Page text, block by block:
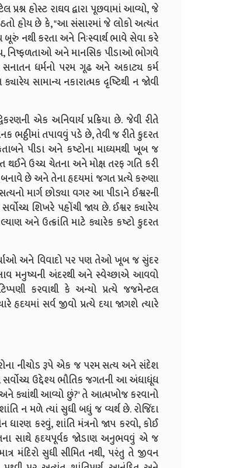
હોસ્ટ રાઘવ દ્વારા પૂછવામાં આવ્યો, જે
હોય છે કે, "આ સંસારમાં જે લોકો અત્યંત
બૂરું નથી કરતા અને નિઃસ્વાર્થ ભાવે સેવા કરે
નિષ્ફળતાઓ અને માનસિક પીડાઓ ભોગવે
ધર્મનો પરમ ગૂઢ અને અકાટ્ય કર્મ
સામાન્ય નકારાત્મક દૃષ્ટિથી ન જોવી
એક અનિવાર્ય પ્રક્રિયા છે. જેવી રીતે
ભઠ્ઠીમાં તપાવવું પડે છે, તેવી જ રીતે કુદરત
પીડા અને કષ્ટોના માધ્યમથી ખૂબ જ
થઈને ઉચ્ચ ચેતના અને મોક્ષ તરફ ગતિ કરી
બનાવે છે અને તેના હૃદયમાં જગત પ્રત્યે કરુણા
માર્ગ છોડ્યા વગર આ પીડાને ઈશ્વરની
શિખરે પહોંચી જાય છે. ઈશ્વર ક્યારેય
અને ઉત્ક્રાંતિ માટે ક્યારેક કષ્ટો કુદરત
અને વિવાદો પર પણ તેઓ ખૂબ જ સુંદર
મનુષ્યની અંદરથી અને સ્વેચ્છાએ આવવો
કરવાથી કે અન્યો પ્રત્યે જજમેન્ટલ
હૃદયમાં સર્વ જીવો પ્રત્યે દયા જાગશે ત્યારે
નીચોડ રૂપે એક જ પરમ સત્ય અને સંદેશ
ઉદ્દેશ્ય ભૌતિક જગતની આ અંધાધૂંધ
ક્યાંથી આવ્યો છું?' તે આત્મખોજ કરવાનો
ન મળે ત્યાં સુધી બધું જ વ્યર્થ છે. રોજિંદા
કરવું, શાંતિ મંત્રનો જાપ કરવો, કોઈ
સાથે હૃદયપૂર્વક જોડાણ અનુભવવું એ જ
મંદિરો સુધી સીમિત નથી, પરંતુ તે જીવન